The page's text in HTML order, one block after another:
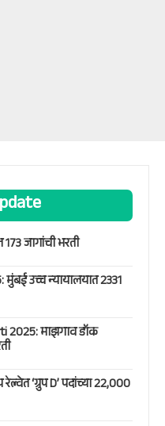
जागांची भरती
उच्च न्यायालयात 2331
2025: माझगाव डॉक
‘ग्रुप D’ पदांच्या 22,000